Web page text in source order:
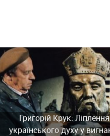
Григорій Крук: Ліплення
українського духу у